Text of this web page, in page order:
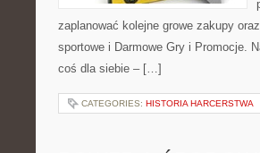
zaplanować kolejne growe zakupy
sportowe i Darmowe Gry i Promocje.
coś dla siebie – […]
CATEGORIES: HISTORIA HARCERSTWA